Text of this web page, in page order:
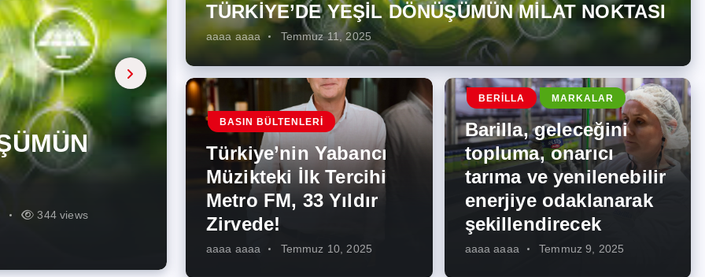
344 views
İlk
273 views
onarıcı
275 views
Enerji
İş
287 views
Kısa
227 views
Artması
262 views
TÜRKİYE’DE YEŞİL DÖNÜŞÜMÜN MİLAT NOKTASI
aaaa aaaa Temmuz 11, 2025
BASIN BÜLTENLERI
Türkiye’nin Yabancı
Müzikteki İlk Tercihi
Metro FM, 33 Yıldır
Zirvede!
aaaa aaaa Temmuz 10, 2025
BERILLA MARKALAR
Barilla, geleceğini
topluma, onarıcı
tarıma ve yenilenebilir
enerjiye odaklanarak
şekillendirecek
aaaa aaaa Temmuz 9, 2025